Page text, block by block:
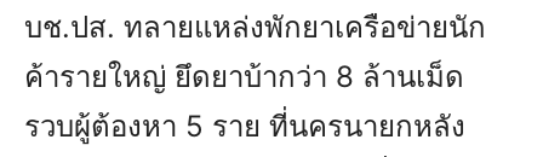
บช.ปส. ทลายแหล่งพักยาเครือข่ายนัก
ค้ารายใหญ่ ยึดยาบ้ากว่า 8 ล้านเม็ด
รวบผู้ต้องหา 5 ราย ที่นครนายกหลัง